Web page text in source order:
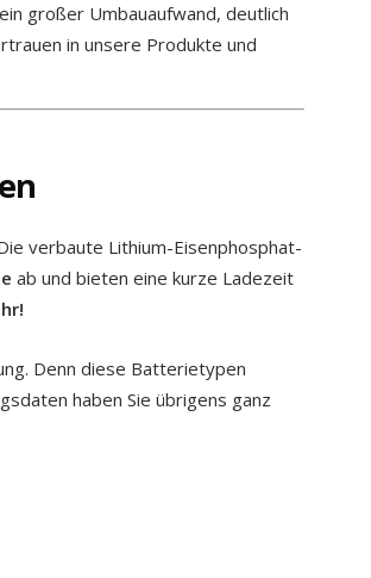
großer Umbauaufwand, deutlich
in unsere Produkte und
verbaute Lithium-Eisenphosphat-
ab und bieten eine kurze Ladezeit
Denn diese Batterietypen
haben Sie übrigens ganz